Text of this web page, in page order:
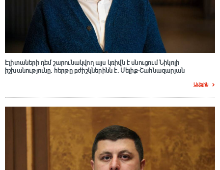
Էլիտաների դեմ շարունակվող այս կռիվն է սնուցում Նիկոլի
իշխանությունը. հերթը բժիշկներինն է. Մելիք-Շահնազարյան
Ավելին